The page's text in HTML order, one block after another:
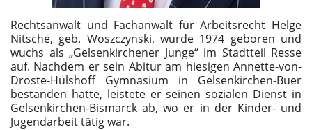
Rechtsanwalt und Fachanwalt für Arbeitsrecht Helge
Nitsche, geb. Woszczynski, wurde 1974 geboren und
wuchs als „Gelsenkirchener Junge“ im Stadtteil Resse
auf. Nachdem er sein Abitur am hiesigen Annette-von-
Droste-Hülshoff Gymnasium in Gelsenkirchen-Buer
bestanden hatte, leistete er seinen sozialen Dienst in
Gelsenkirchen-Bismarck ab, wo er in der Kinder- und
Jugendarbeit tätig war.